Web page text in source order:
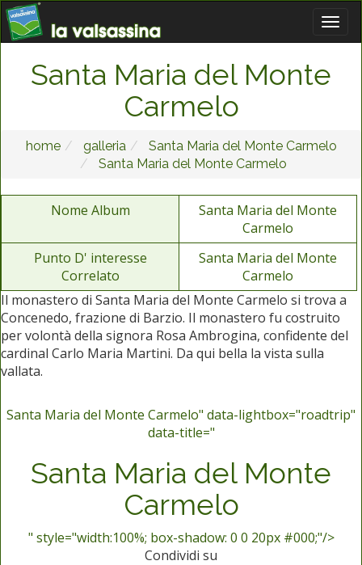
Santa Maria del Monte
Carmelo
home galleria
Santa Maria del Monte Carmelo
Santa Maria del Monte Carmelo
Nome Album
Santa Maria del Monte
Carmelo
Punto D' interesse
Correlato
Santa Maria del Monte
Carmelo
Il monastero di Santa Maria del Monte Carmelo si trova a
Concenedo, frazione di Barzio. Il monastero fu costruito
per volontà della signora Rosa Ambrogina, confidente del
cardinal Carlo Maria Martini. Da qui bella la vista sulla
vallata.
Santa Maria del Monte Carmelo" data-lightbox="roadtrip"
data-title="
Santa Maria del Monte
Carmelo
" style="width:100%; box-shadow: 0 0 20px #000;"/>
Condividi su